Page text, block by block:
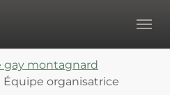
gay montagnard
Équipe organisatrice